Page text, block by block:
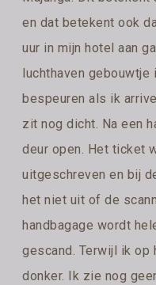
en dat betekent ook
uur in mijn hotel aan
luchthaven
bespeuren als ik
zit nog dicht. Na een
deur open. Het ticket
uitgeschreven en bij
het niet uit of de
handbagage wordt
gescand. Terwijl ik
donker. Ik zie nog